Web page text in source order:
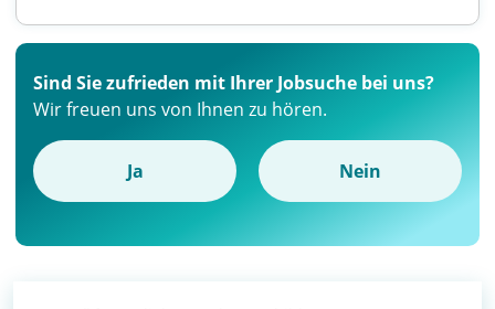
Sind Sie zufrieden mit Ihrer Jobsuche bei uns?
Wir freuen uns von Ihnen zu hören.
Ja Nein